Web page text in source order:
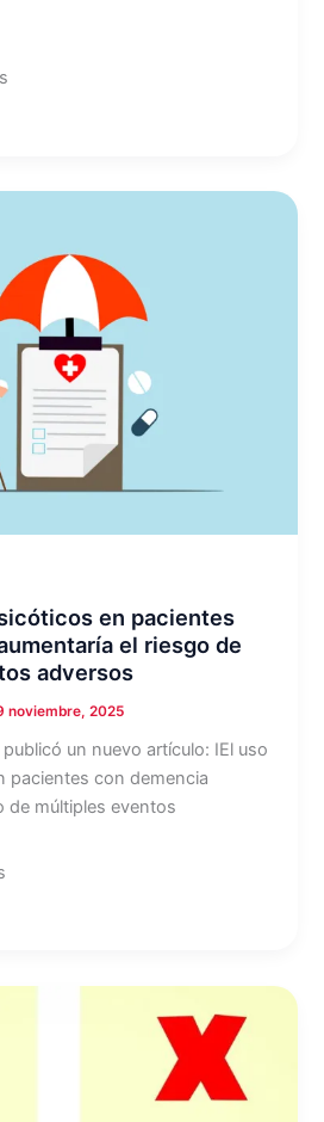
en pacientes
el riesgo de
adversos
noviembre, 2025
publicó un nuevo artículo: IEl uso
pacientes con demencia
de múltiples eventos